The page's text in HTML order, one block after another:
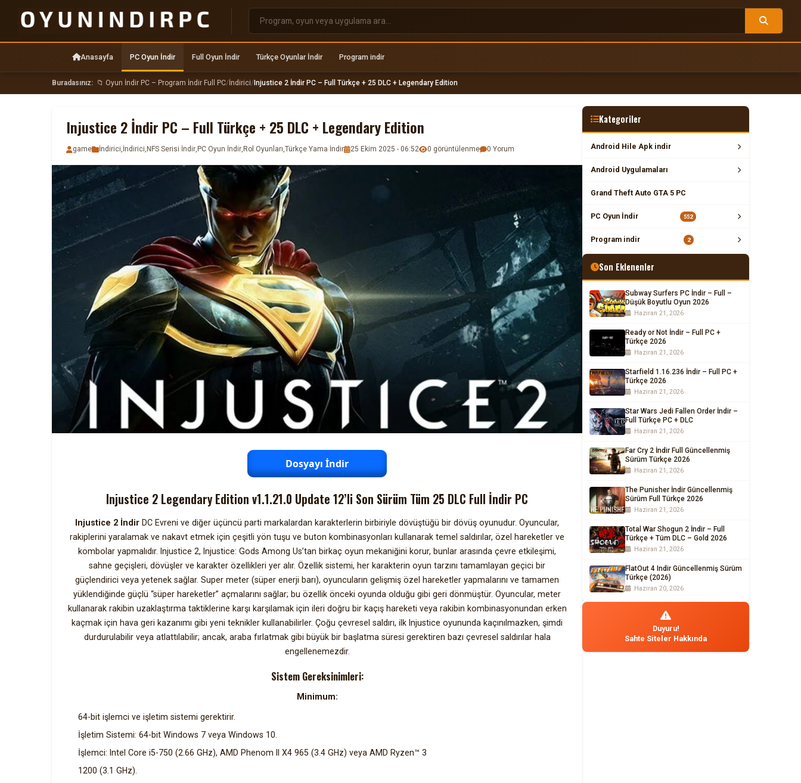
Anasayfa PC Oyun İndir Full Oyun İndir Türkçe Oyunlar İndir Program indir
Buradasınız: 📁 Oyun İndir PC – Program İndir Full PC/İndirici/ Injustice 2 İndir PC – Full Türkçe + 25 DLC + Legendary Edition
Injustice 2 İndir PC – Full Türkçe + 25 DLC + Legendary Edition
game İndirici,İndirici, NFS Serisi İndir, PC Oyun İndir, Rol Oyunları,Türkçe Yama İndir 25 Ekim 2025 - 06:52 0 görüntülenme 0 Yorum
Dosyayı İndir
Injustice 2 Legendary Edition v1.1.21.0 Update 12’li Son Sürüm Tüm 25 DLC Full İndir PC
Injustice 2 İndir DC Evreni ve diğer üçüncü parti markalardan karakterlerin birbiriyle dövüştüğü bir dövüş oyunudur. Oyuncular,
rakiplerini yaralamak ve nakavt etmek için çeşitli yön tuşu ve buton kombinasyonları kullanarak temel saldırılar, özel hareketler ve
kombolar yapmalıdır. Injustice 2, Injustice: Gods Among Us’tan birkaç oyun mekaniğini korur, bunlar arasında çevre etkileşimi,
sahne geçişleri, dövüşler ve karakter özellikleri yer alır. Özellik sistemi, her karakterin oyun tarzını tamamlayan geçici bir
güçlendirici veya yetenek sağlar. Super meter (süper enerji barı), oyuncuların gelişmiş özel hareketler yapmalarını ve tamamen
yüklendiğinde güçlü “süper hareketler” açmalarını sağlar; bu özellik önceki oyunda olduğu gibi geri dönmüştür. Oyuncular, meter
kullanarak rakibin uzaklaştırma taktiklerine karşı karşılamak için ileri doğru bir kaçış hareketi veya rakibin kombinasyonundan erken
kaçmak için hava geri kazanımı gibi yeni teknikler kullanabilirler. Çoğu çevresel saldırı, ilk Injustice oyununda kaçınılmazken, şimdi
durdurulabilir veya atlattılabilir; ancak, araba fırlatmak gibi büyük bir başlatma süresi gerektiren bazı çevresel saldırılar hala
engellenemezdir.
Sistem Gereksinimleri:
Minimum:
64-bit işlemci ve işletim sistemi gerektirir.
İşletim Sistemi: 64-bit Windows 7 veya Windows 10.
İşlemci: Intel Core i5-750 (2.66 GHz), AMD Phenom II X4 965 (3.4 GHz) veya AMD Ryzen™ 3
1200 (3.1 GHz).
Kategoriler
Android Hile Apk indir
Android Uygulamaları
Grand Theft Auto GTA 5 PC
PC Oyun İndir 552
Program indir 2
Son Eklenenler
Subway Surfers PC İndir – Full –
Düşük Boyutlu Oyun 2026
Haziran 21, 2026
Ready or Not İndir – Full PC +
Türkçe 2026
Haziran 21, 2026
Starfield 1.16.236 İndir – Full PC +
Türkçe 2026
Haziran 21, 2026
Star Wars Jedi Fallen Order İndir –
Full Türkçe PC + DLC
Haziran 21, 2026
Far Cry 2 İndir Full Güncellenmiş
Sürüm Türkçe 2026
Haziran 21, 2026
The Punisher İndir Güncellenmiş
Sürüm Full Türkçe 2026
Haziran 21, 2026
Total War Shogun 2 İndir – Full
Türkçe + Tüm DLC – Gold 2026
Haziran 21, 2026
FlatOut 4 Indir Güncellenmiş Sürüm
Türkçe (2026)
Haziran 20, 2026
Duyuru!
Sahte Siteler Hakkında